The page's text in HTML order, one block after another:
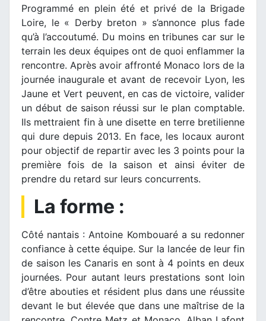
Programmé en plein été et privé de la Brigade
Loire, le « Derby breton » s’annonce plus fade
qu’à l’accoutumé. Du moins en tribunes car sur le
terrain les deux équipes ont de quoi enflammer la
rencontre. Après avoir affronté Monaco lors de la
journée inaugurale et avant de recevoir Lyon, les
Jaune et Vert peuvent, en cas de victoire, valider
un début de saison réussi sur le plan comptable.
Ils mettraient fin à une disette en terre bretilienne
qui dure depuis 2013. En face, les locaux auront
pour objectif de repartir avec les 3 points pour la
première fois de la saison et ainsi éviter de
prendre du retard sur leurs concurrents.
La forme :
Côté nantais : Antoine Kombouaré a su redonner
confiance à cette équipe. Sur la lancée de leur fin
de saison les Canaris en sont à 4 points en deux
journées. Pour autant leurs prestations sont loin
d’être abouties et résident plus dans une réussite
devant le but élevée que dans une maîtrise de la